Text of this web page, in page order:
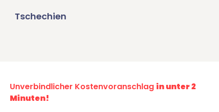
Tschechien
Unverbindlicher Kostenvoranschlag in unter 2
Minuten!